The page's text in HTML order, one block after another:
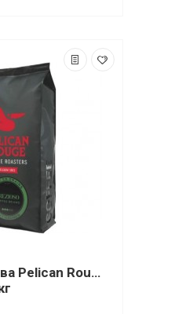
Pelican Rouge